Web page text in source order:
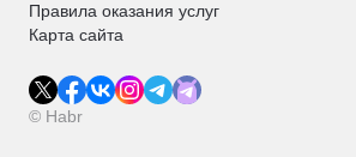
Правила оказания услуг
Карта сайта
© Habr